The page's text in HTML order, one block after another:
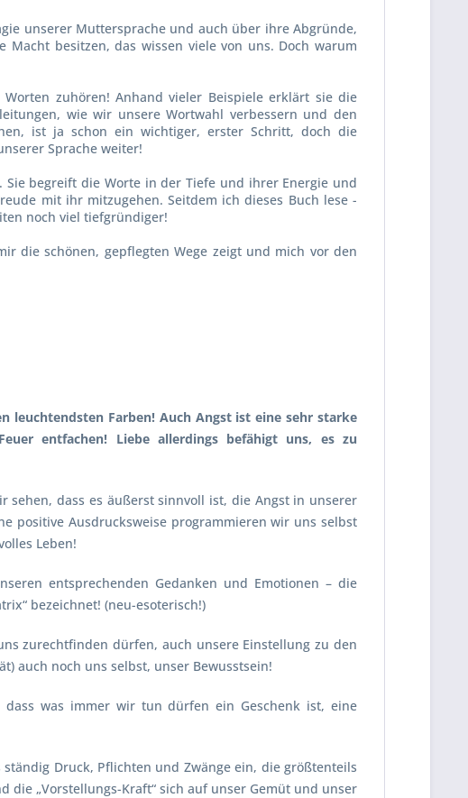
unserer Muttersprache und auch über ihre Abgründe,
besitzen, das wissen viele von uns. Doch warum
zuhören! Anhand vieler Beispiele erklärt sie die
wie wir unsere Wortwahl verbessern und den
ist ja schon ein wichtiger, erster Schritt, doch die
Sprache weiter!
begreift die Worte in der Tiefe und ihrer Energie und
mit ihr mitzugehen. Seitdem ich dieses Buch lese -
noch viel tiefgründiger!
die schönen, gepflegten Wege zeigt und mich vor den
leuchtendsten Farben! Auch Angst ist eine sehr starke
entfachen! Liebe allerdings befähigt uns, es zu
sehen, dass es äußerst sinnvoll ist, die Angst in unserer
positive Ausdrucksweise programmieren wir uns selbst
Leben!
entsprechenden Gedanken und Emotionen – die
bezeichnet! (neu-esoterisch!)
zurechtfinden dürfen, auch unsere Einstellung zu den
auch noch uns selbst, unser Bewusstsein!
dass was immer wir tun dürfen ein Geschenk ist, eine
Druck, Pflichten und Zwänge ein, die größtenteils
die „Vorstellungs-Kraft“ sich auf unser Gemüt und unser